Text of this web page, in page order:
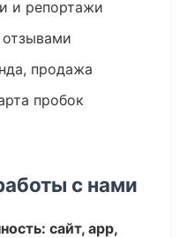
и репортажи
продажа
пробок
с нами
сайт, app,